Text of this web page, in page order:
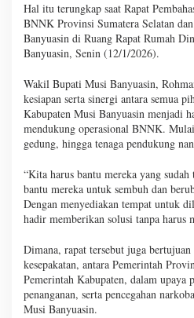
Hal itu terungkap saat Rapat
BNNK Provinsi Sumatera Selatan
Banyuasin di Ruang Rapat Rumah
Banyuasin, Senin (12/1/2026).
Wakil Bupati Musi Banyuasin,
kesiapan serta sinergi antara semua
Kabupaten Musi Banyuasin menjadi
mendukung operasional BNNK.
gedung, hingga tenaga pendukung
“Kita harus bantu mereka yang
bantu mereka untuk sembuh dan
Dengan menyediakan tempat untuk
hadir memberikan solusi tanpa harus
Dimana, rapat tersebut juga
kesepakatan, antara Pemerintah
Pemerintah Kabupaten, dalam upaya
penanganan, serta pencegahan
Musi Banyuasin.